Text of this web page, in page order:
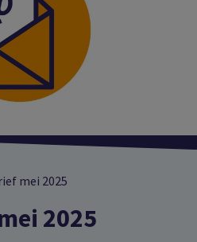
mei 2025
2025